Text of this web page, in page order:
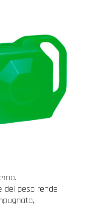
del peso rende